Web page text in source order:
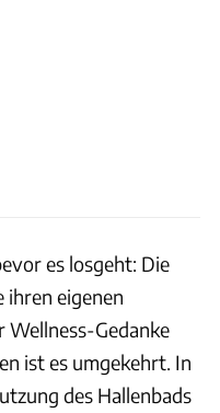
es losgeht: Die
ihren eigenen
Wellness-Gedanke
ist es umgekehrt. In
des Hallenbads